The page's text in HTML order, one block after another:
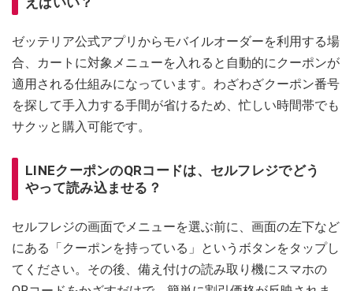
ゼッテリア公式アプリからモバイルオーダーを利用する場
合、カートに対象メニューを入れると自動的にクーポンが
適用される仕組みになっています。わざわざクーポン番号
を探して手入力する手間が省けるため、忙しい時間帯でも
サクッと購入可能です。
LINEクーポンのQRコードは、セルフレジでどう
やって読み込ませる？
セルフレジの画面でメニューを選ぶ前に、画面の左下など
にある「クーポンを持っている」というボタンをタップし
てください。その後、備え付けの読み取り機にスマホの